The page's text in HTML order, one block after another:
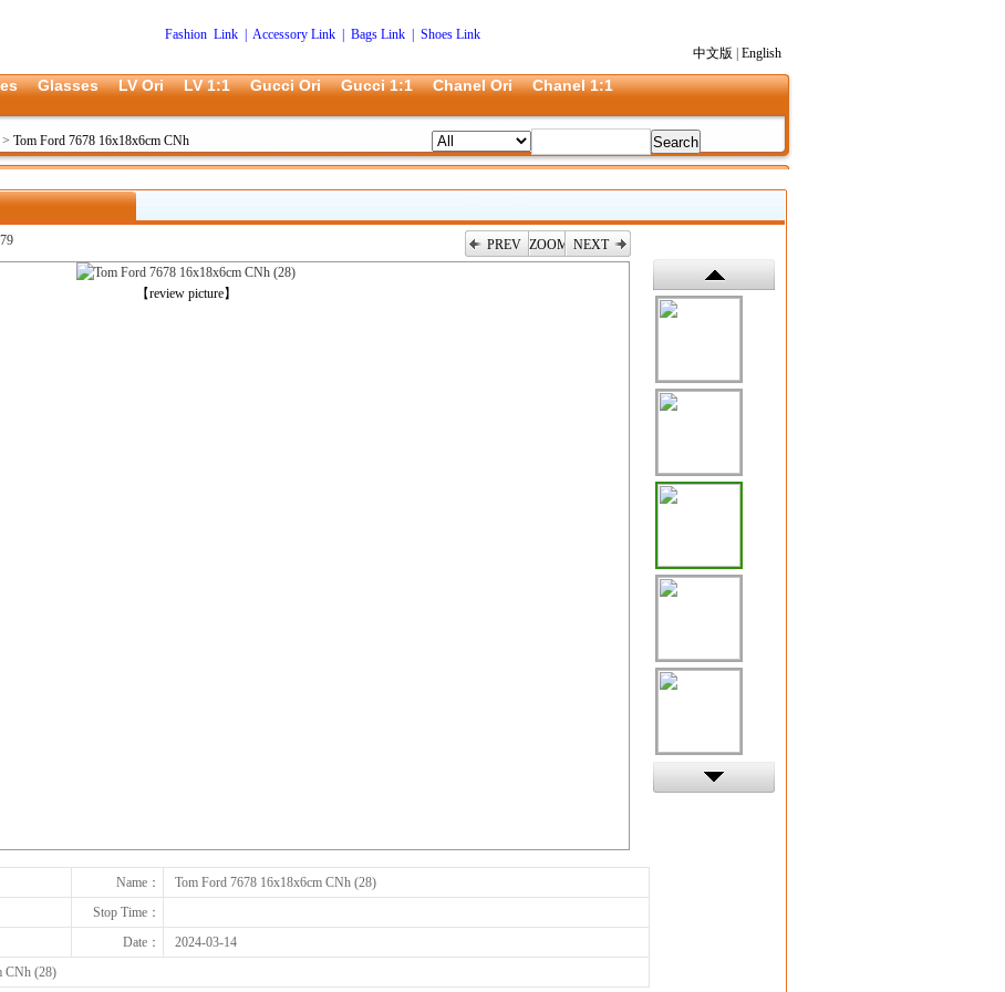
Fashion Link Accessory Link| Bags Link| Shoes Link
中文版
English
Glasses LV Ori LV 1:1 Gucci Ori Gucci 1:1 Chanel Ori
Chanel 1:1
> Tom Ford 7678 16x18x6cm CNh
PREV ZOOM NEXT
【review picture】
上一张
Name：
Tom Ford 7678 16x18x6cm CNh (28)
Stop Time：
Date：
2024-03-14
CNh (28)